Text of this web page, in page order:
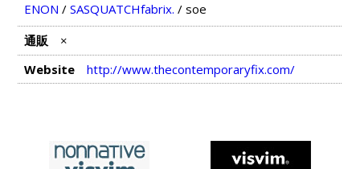
ENON / SASQUATCHfabrix. / soe
通販
×
Website
http://www.thecontemporaryfix.com/